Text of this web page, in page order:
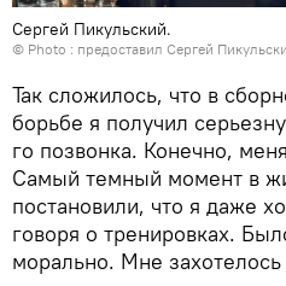
Сергей Пикульский.
© Photo : предоставил Сергей
Так сложилось, что в
борьбе я получил
го позвонка. Конечно,
Самый темный момент в
постановили, что я даже
говоря о тренировках.
морально. Мне захотелось